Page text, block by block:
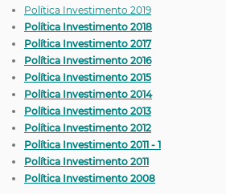
Política Investimento 2019
Política Investimento 2018
Política Investimento 2017
Política Investimento 2016
Política Investimento 2015
Política Investimento 2014
Política Investimento 2013
Política Investimento 2012
Política Investimento 2011 - 1
Política Investimento 2011
Política Investimento 2008